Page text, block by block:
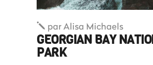
parAlisa Michaels
GEORGIAN BAY
PARK